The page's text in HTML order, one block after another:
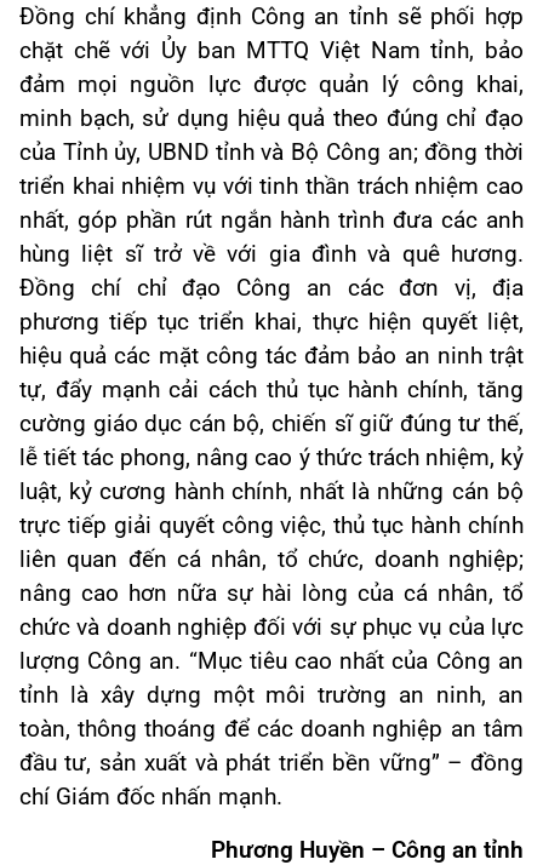
Đồng chí khẳng định Công an tỉnh sẽ phối hợp
chặt chẽ với Ủy ban MTTQ Việt Nam tỉnh, bảo
đảm mọi nguồn lực được quản lý công khai,
minh bạch, sử dụng hiệu quả theo đúng chỉ đạo
của Tỉnh ủy, UBND tỉnh và Bộ Công an; đồng thời
triển khai nhiệm vụ với tinh thần trách nhiệm cao
nhất, góp phần rút ngắn hành trình đưa các anh
hùng liệt sĩ trở về với gia đình và quê hương.
Đồng chí chỉ đạo Công an các đơn vị, địa
phương tiếp tục triển khai, thực hiện quyết liệt,
hiệu quả các mặt công tác đảm bảo an ninh trật
tự, đẩy mạnh cải cách thủ tục hành chính, tăng
cường giáo dục cán bộ, chiến sĩ giữ đúng tư thế,
lễ tiết tác phong, nâng cao ý thức trách nhiệm, kỷ
luật, kỷ cương hành chính, nhất là những cán bộ
trực tiếp giải quyết công việc, thủ tục hành chính
liên quan đến cá nhân, tổ chức, doanh nghiệp;
nâng cao hơn nữa sự hài lòng của cá nhân, tổ
chức và doanh nghiệp đối với sự phục vụ của lực
lượng Công an. “Mục tiêu cao nhất của Công an
tỉnh là xây dựng một môi trường an ninh, an
toàn, thông thoáng để các doanh nghiệp an tâm
đầu tư, sản xuất và phát triển bền vững” – đồng
chí Giám đốc nhấn mạnh.
Phương Huyền – Công an tỉnh